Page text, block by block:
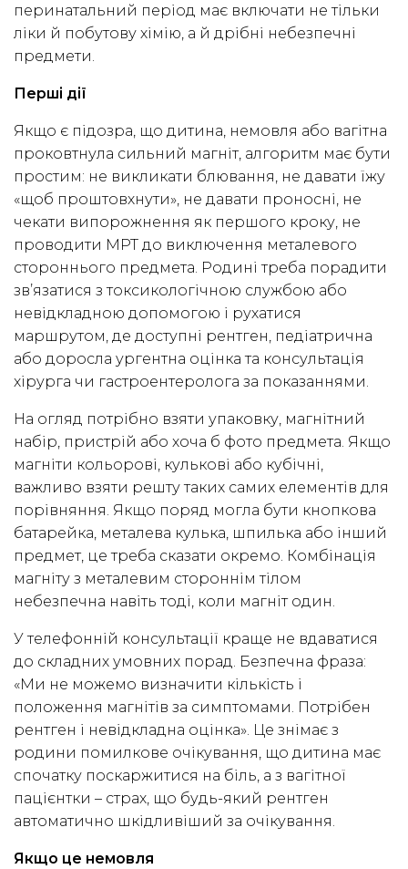
перинатальний період має включати не тільки
ліки й побутову хімію, а й дрібні небезпечні
предмети.
Перші дії
Якщо є підозра, що дитина, немовля або вагітна
проковтнула сильний магніт, алгоритм має бути
простим: не викликати блювання, не давати їжу
«щоб проштовхнути», не давати проносні, не
чекати випорожнення як першого кроку, не
проводити МРТ до виключення металевого
стороннього предмета. Родині треба порадити
зв’язатися з токсикологічною службою або
невідкладною допомогою і рухатися
маршрутом, де доступні рентген, педіатрична
або доросла ургентна оцінка та консультація
хірурга чи гастроентеролога за показаннями.
На огляд потрібно взяти упаковку, магнітний
набір, пристрій або хоча б фото предмета. Якщо
магніти кольорові, кулькові або кубічні,
важливо взяти решту таких самих елементів для
порівняння. Якщо поряд могла бути кнопкова
батарейка, металева кулька, шпилька або інший
предмет, це треба сказати окремо. Комбінація
магніту з металевим стороннім тілом
небезпечна навіть тоді, коли магніт один.
У телефонній консультації краще не вдаватися
до складних умовних порад. Безпечна фраза:
«Ми не можемо визначити кількість і
положення магнітів за симптомами. Потрібен
рентген і невідкладна оцінка». Це знімає з
родини помилкове очікування, що дитина має
спочатку поскаржитися на біль, а з вагітної
пацієнтки – страх, що будь-який рентген
автоматично шкідливіший за очікування.
Якщо це немовля